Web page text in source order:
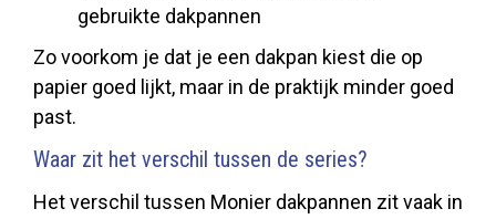
gebruikte dakpannen
Zo voorkom je dat je een dakpan kiest die op
papier goed lijkt, maar in de praktijk minder goed
past.
Waar zit het verschil tussen de series?
Het verschil tussen Monier dakpannen zit vaak in